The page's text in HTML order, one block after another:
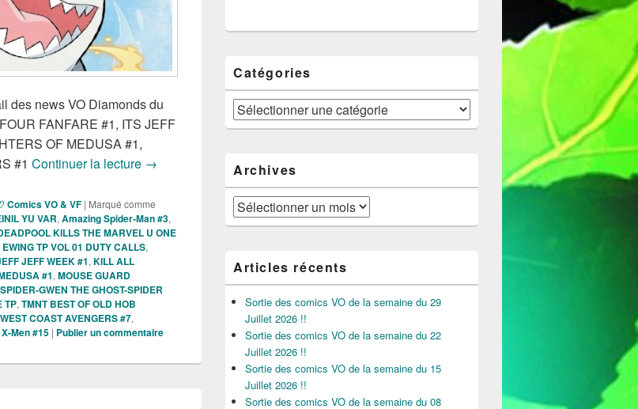
des news VO Diamonds du
FANFARE #1, ITS JEFF
OF MEDUSA #1,
#1 Continuer la lecture Sorties des Comics VO Diamonds de la semaine du 07 mai 2025 !!!
→
Comics VO & VF | Marqué comme
YU VAR, Amazing Spider-Man #3,
KILLS THE MARVEL U ONE
TP VOL 01 DUTY CALLS,
JEFF WEEK #1, KILL ALL
#1, MOUSE GUARD
SPIDER-GWEN THE GHOST-SPIDER
TP, TMNT BEST OF OLD HOB
WEST COAST AVENGERS #7,
X-Men #15 | Publier un commentaire
Catégories
Catégories
Archives
Archives
Articles récents
Sortie des comics VO de la semaine du 29
Juillet 2026 !!
Sortie des comics VO de la semaine du 22
Juillet 2026 !!
Sortie des comics VO de la semaine du 15
Juillet 2026 !!
Sortie des comics VO de la semaine du 08